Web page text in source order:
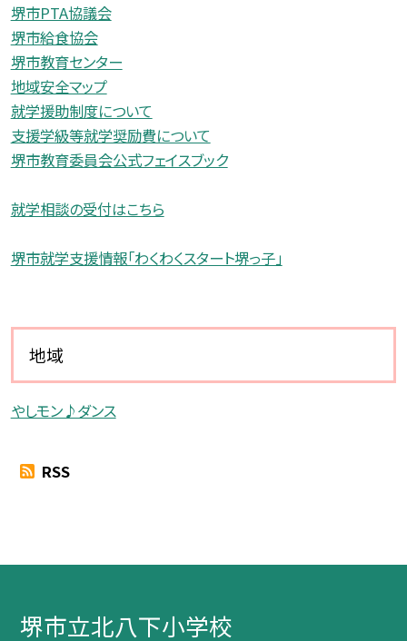
堺市PTA協議会
堺市給食協会
堺市教育センター
地域安全マップ
就学援助制度について
支援学級等就学奨励費について
堺市教育委員会公式フェイスブック
就学相談の受付はこちら
堺市就学支援情報「わくわくスタート堺っ子」
地域
やしモン♪ダンス
RSS
堺市立北八下小学校